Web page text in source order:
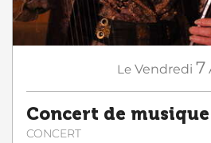
Le Vendredi 7
Concert de
CONCERT